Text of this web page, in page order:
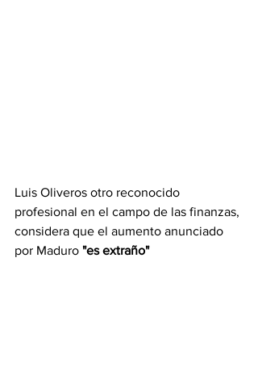
Luis Oliveros otro reconocido
profesional en el campo de las finanzas,
considera que el aumento anunciado
por Maduro "es extraño"